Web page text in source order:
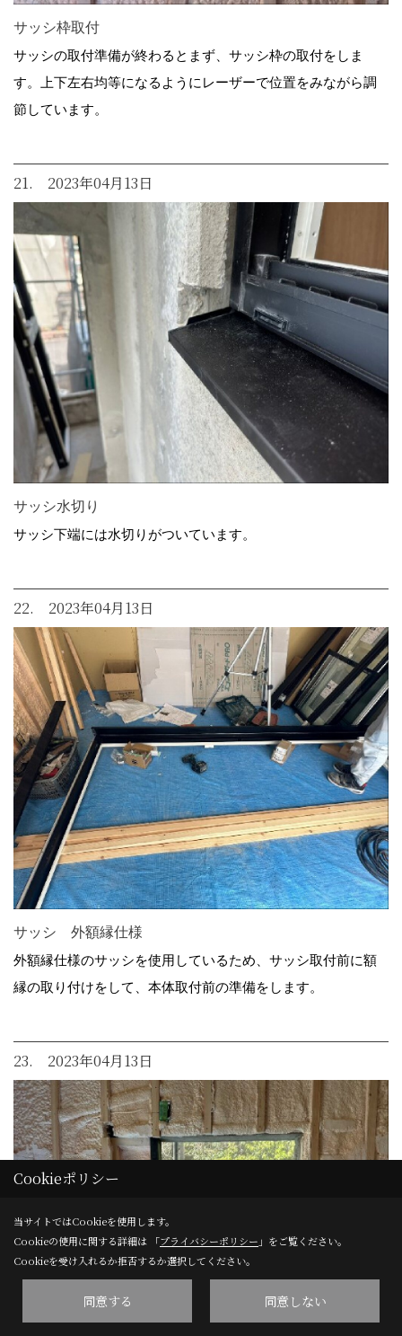
サッシ枠取付
サッシの取付準備が終わるとまず、サッシ枠の取付をしま
す。上下左右均等になるようにレーザーで位置をみながら調
節しています。
21. 2023年04月13日
サッシ水切り
サッシ下端には水切りがついています。
22. 2023年04月13日
サッシ 外額縁仕様
外額縁仕様のサッシを使用しているため、サッシ取付前に額
縁の取り付けをして、本体取付前の準備をします。
23. 2023年04月13日
Cookieポリシー
当サイトではCookieを使用します。
Cookieの使用に関する詳細は 「プライバシーポリシー 」をご覧ください。
Cookieを受け入れるか拒否するか選択してください。
同意する 同意しない